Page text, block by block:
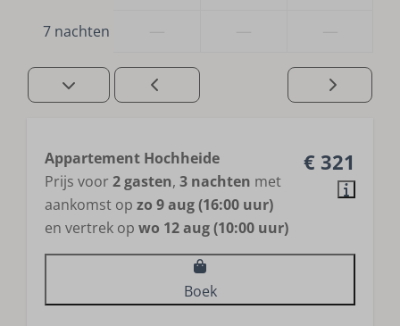
7 nachten
€ 321
Appartement Hochheide
Prijs voor2 gasten, 3 nachten met
aankomst op zo 9 aug (16:00 uur)
en vertrek op wo 12 aug (10:00 uur)
Boek